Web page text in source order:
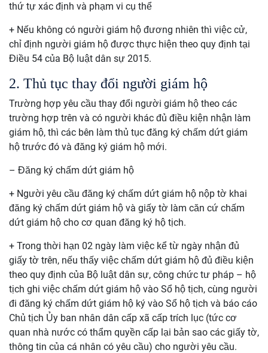
thứ tự xác định và phạm vi cụ thể
+ Nếu không có người giám hộ đương nhiên thì việc cử,
chỉ định người giám hộ được thực hiện theo quy định tại
Điều 54 của Bộ luật dân sự 2015.
2. Thủ tục thay đổi người giám hộ
Trường hợp yêu cầu thay đổi người giám hộ theo các
trường hợp trên và có người khác đủ điều kiện nhận làm
giám hộ, thì các bên làm thủ tục đăng ký chấm dứt giám
hộ trước đó và đăng ký giám hộ mới.
– Đăng ký chấm dứt giám hộ
+ Người yêu cầu đăng ký chấm dứt giám hộ nộp tờ khai
đăng ký chấm dứt giám hộ và giấy tờ làm căn cứ chấm
dứt giám hộ cho cơ quan đăng ký hộ tịch.
+ Trong thời hạn 02 ngày làm việc kể từ ngày nhận đủ
giấy tờ trên, nếu thấy việc chấm dứt giám hộ đủ điều kiện
theo quy định của Bộ luật dân sự, công chức tư pháp – hộ
tịch ghi việc chấm dứt giám hộ vào Sổ hộ tịch, cùng người
đi đăng ký chấm dứt giám hộ ký vào Sổ hộ tịch và báo cáo
Chủ tịch Ủy ban nhân dân cấp xã cấp trích lục (tức cơ
quan nhà nước có thẩm quyền cấp lại bản sao các giấy tờ,
thông tin của cá nhân có yêu cầu) cho người yêu cầu.